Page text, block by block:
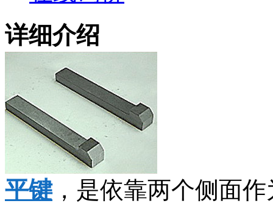
详细介绍
平键，是依靠两个侧面